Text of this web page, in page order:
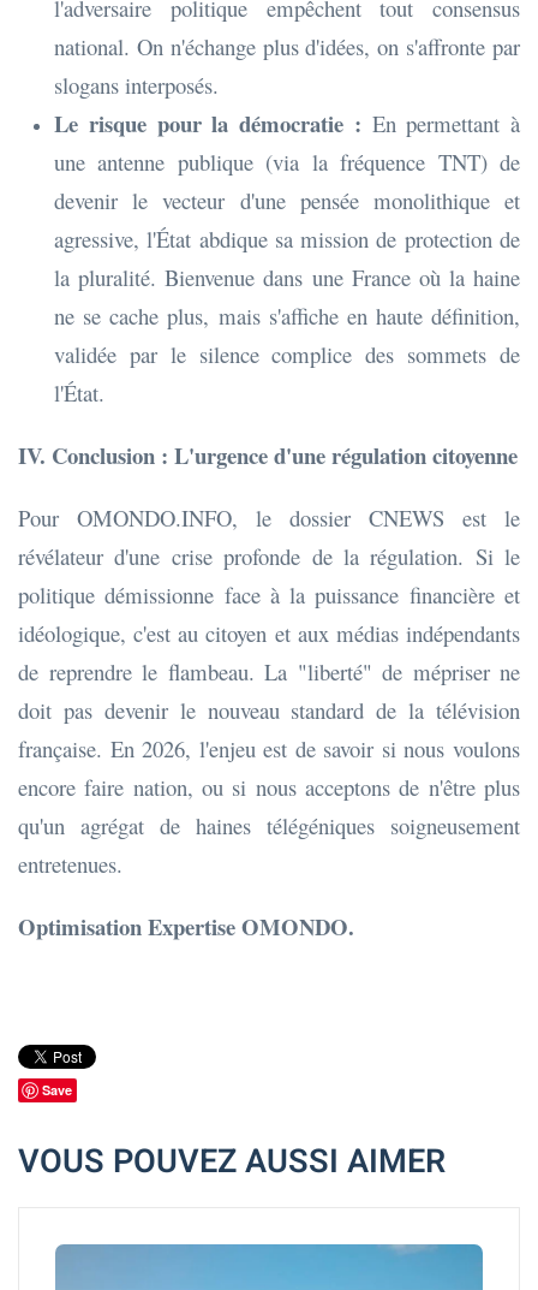
l'adversaire politique empêchent tout consensus
national. On n'échange plus d'idées, on s'affronte par
slogans interposés.
Le risque pour la démocratie : En permettant à
une antenne publique (via la fréquence TNT) de
devenir le vecteur d'une pensée monolithique et
agressive, l'État abdique sa mission de protection de
la pluralité. Bienvenue dans une France où la haine
ne se cache plus, mais s'affiche en haute définition,
validée par le silence complice des sommets de
l'État.
IV. Conclusion : L'urgence d'une régulation citoyenne
Pour OMONDO.INFO, le dossier CNEWS est le
révélateur d'une crise profonde de la régulation. Si le
politique démissionne face à la puissance financière et
idéologique, c'est au citoyen et aux médias indépendants
de reprendre le flambeau. La "liberté" de mépriser ne
doit pas devenir le nouveau standard de la télévision
française. En 2026, l'enjeu est de savoir si nous voulons
encore faire nation, ou si nous acceptons de n'être plus
qu'un agrégat de haines télégéniques soigneusement
entretenues.
Optimisation Expertise OMONDO.
Save
VOUS POUVEZ AUSSI AIMER